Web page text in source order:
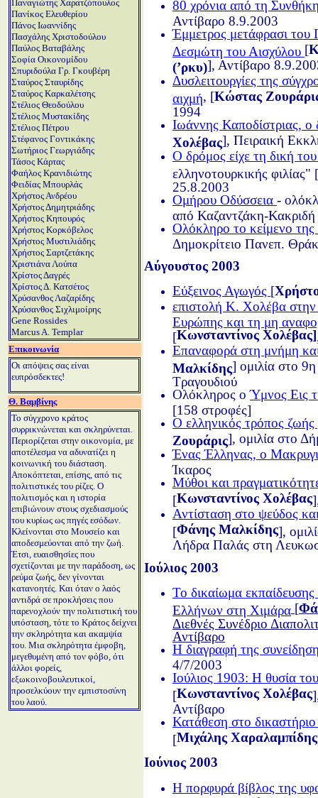
Παναγιώτης Χαρατζόπουλος
Πανίκος Ελευθερίου
Πάνος Ιωαννίδης
Πασχάλης Χριστοδούλου
Παύλος Βαταβάλης
Σοφία Οικονομίδου
Σπυριδούλα Γρ. Γκουβέρη
Σταύρος Σταυρίδης
Σταύρος Καρκαλέτσης
Στέλιος Θεοδούλου
Στέλιος Μυστακίδης
Στέλιος Πέτρου
Στέφανος Γοντικάκης
Σωτήριος Γεωργιάδης
Τάσος Κάρτας
Φαήλος Κρανιδιώτης
Φειδίας Μπουρλάς
Χρήστος Ανδρέου
Χρήστος Δημητριάδης
Χρήστος Κηπουρός
Χρήστος Κορκόβελος
Χρήστος Μυστιλιάδης
Χρήστος Σαρτζετάκης
Χριστιάνα Λούπα
Χρίστος Δαγρές
Χρίστος Δ. Κατσέτος
Χρύσανθος Λαζαρίδης
Χρύσανθος Σιχλιμοίρης
Gene Rossides
Marcus A. Templar
Επικοινωνία
Οι απόψεις σας είναι
ευπρόσδεκτες!
Θ. Βαμβίνης
Το σύγχρονο κράτος
συρρικνώνεται και σκληρύνεται.
Περιορίζεται στην οικονομία, με
αποτέλεσμα να αδυνατίζει η
κοινωνική του διάσταση.
Αποκόπτεται, επίσης, από τις
πολιτιστικές του ρίζες. Ο
πολιτισμός και η ιστορία
επιβιώνουν στους σχεδιασμούς
του κυρίως ως πηγές εσόδων.
Κλείνονται στο Μουσείο και
αποδεσμεύονται από την ζωή.
Έτσι, ευαισθησίες που
σχετίζονται με την παράδοση, ως
ρεύμα ζωής, δεν γίνονται
κατανοητές. Και όταν ο λαός
αντιδρά σε προκλήσεις που
παρενοχλούν την πολιτιστική του
υπόσταση, τότε το Κράτος δείχνει
την σκληρότητα και ακαμψία
του. Μια σκληρότητα έμφοβη,
μεγεθυμένη από τον φόβο, ότι
άλλοι φορείς,
εξωκοινοβουλευτικοί,
προσελκύουν την εμπιστοσύνη
του λαού.
80 χρόνια από τη
Αντίβαρο 8.9.2003
Έμμετρος μετάφρασι
Δεσμώτη του Αισχύλου [
(ʼρκυ)], Αντίβαρο
Δυσλειτουργίες της
αιχμή, [Κώστας
1994
Ιωάννης Καποδίστριας,
Χολέβας], Πειραική
Ο δρόμος είχε τη δική του
ελληνοτουρκικής φιλίας" [
25.8.2003
Ομήρου Οδύσσεια -
από Καζαντζάκη-Κακριδή
Ολόκληρο το κείμενο
Δημοκρίτειο Πανεπ.
Αύγουστος 2003
Εύξεινος Αγωγός [
επιστολή Κ. Χολέβα στην
Ευρώπης και τη μη
[Κωνσταντίνος Χολέβας]
Επαναφορά στη μνήμη
Μαλκίδης] ομιλία στο
Τραγουδιού
Ολόκληρος οΎμνος Εις
[158 στροφές]
Ο ελληνικός τρόπος
Ζουράρις], ομιλία στο
Ένας Έλληνας, ο
Ίκαρος
Μύθοι και
[Κωνσταντίνος Χολέβας
Αντίσταση στο ψεύδος
[Φάνης Μαλκίδης],
Λήδρα Παλάς στη
Ιούλιος 2003
Το δικαίωμα
Ελλήνων στη Χιμάρα [
Διεθνές Συνέδριο
Αντίβαρο
Η διαγραφή της
4/7/2003
Ιούλιος 1903: Η θυσία
[Κωνσταντίνος Χολέβας
Αντίβαρο
Κατάθεση στο
[Μιχάλης Χαραλαμπίδης
Ιούνιος 2003
Η πορφυρά βίβλος της